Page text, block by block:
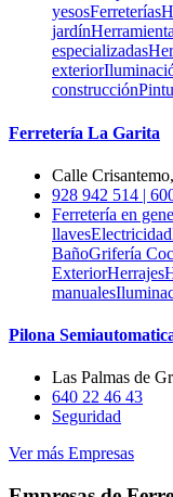
yesosFerreterías
jardín
especializadas
exterior
construcción
Ferretería La Garita
Calle
928 942 514 |
Ferretería en
llavesElectricidad
BañoGrifería
ExteriorHerrajes
manuales
Pilona
Las Palmas de
640 22 46 43
Seguridad
Ver más Empresas